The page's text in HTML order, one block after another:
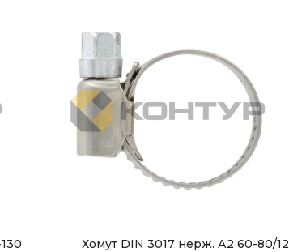
Хомут DIN 3017 нерж. А2 60-80/12